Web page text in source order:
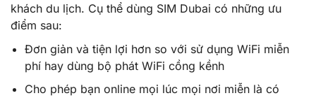
khách du lịch. Cụ thể dùng SIM Dubai có những ưu
điểm sau:
Đơn giản và tiện lợi hơn so với sử dụng WiFi miễn
phí hay dùng bộ phát WiFi cồng kềnh
Cho phép bạn online mọi lúc mọi nơi miễn là có